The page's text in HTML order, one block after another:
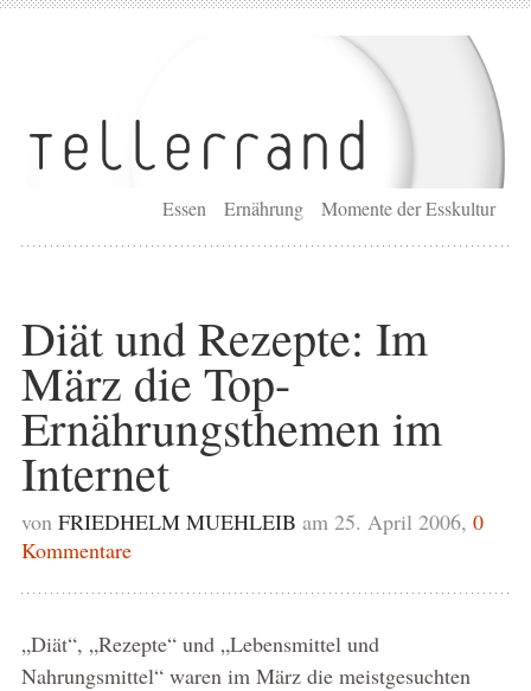
Essen Ernährung Momente der Esskultur
Diät und Rezepte: Im
März die Top-
Ernährungsthemen im
Internet
von FRIEDHELM MUEHLEIB am 25. April 2006, 0
Kommentare
„Diät“, „Rezepte“ und „Lebensmittel und
Nahrungsmittel“ waren im März die meistgesuchten